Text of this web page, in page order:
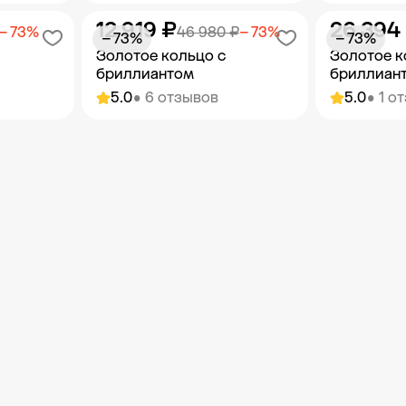
Добавить в корзину
− 73%
5.0• 6 отзывов
Золотое кольцо с
бриллиантом
46 980 ₽− 73%
12 919 ₽
− 73%
5.0• 1
Золотое
26
− 73%